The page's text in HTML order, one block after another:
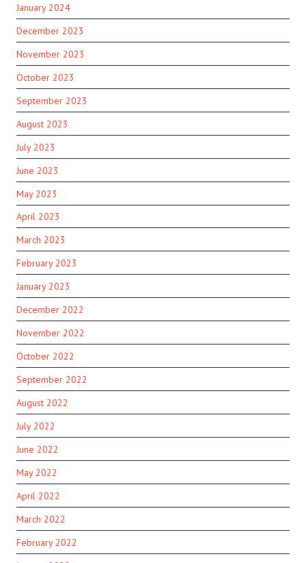
January 2024
December 2023
November 2023
October 2023
September 2023
August 2023
July 2023
June 2023
May 2023
April 2023
March 2023
February 2023
January 2023
December 2022
November 2022
October 2022
September 2022
August 2022
July 2022
June 2022
May 2022
April 2022
March 2022
February 2022